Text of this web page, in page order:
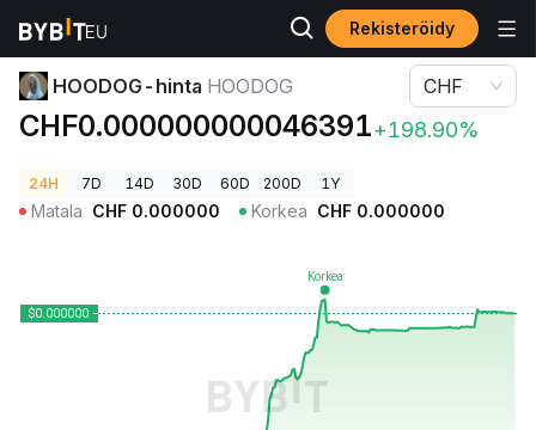
Rekisteröidy
Kryptohinnat HOODOG-hinta HOODOG
HOODOG-hinta HOODOG
CHF0.000000000046391+198.90%
CHF
24H 7D 14D 30D 60D 200D 1Y
Matala CHF 0.000000 Korkea CHF 0.000000